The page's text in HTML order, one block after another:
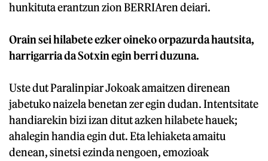
hunkituta erantzun zion BERRIAren deiari.
Orain sei hilabete ezker oineko orpazurda hautsita,
harrigarria da Sotxin egin berri duzuna.
Uste dut Paralinpiar Jokoak amaitzen direnean
jabetuko naizela benetan zer egin dudan. Intentsitate
handiarekin bizi izan ditut azken hilabete hauek;
ahalegin handia egin dut. Eta lehiaketa amaitu
denean, sinetsi ezinda nengoen, emozioak